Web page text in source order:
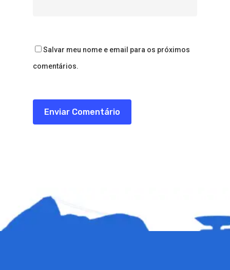
Salvar meu nome e email para os próximos
comentários.